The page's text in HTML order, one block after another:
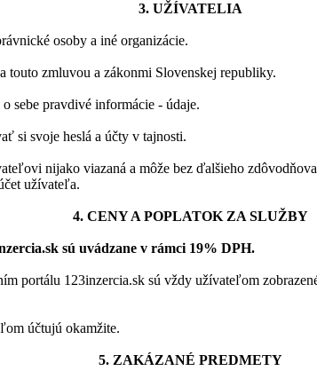
3. UŽÍVATELIA
osoby a iné organizácie.
touto zmluvou a zákonmi Slovenskej republiky.
sebe pravdivé informácie - údaje.
si svoje heslá a účty v tajnosti.
nijako viazaná a môže bez ďalšieho
užívateľa.
4. CENY A POPLATOK ZA SLUŽBY
sú uvádzane v rámci 19% DPH.
portálu 123inzercia.sk sú vždy užívateľom
účtujú okamžite.
5. ZAKÁZANÉ PREDMETY